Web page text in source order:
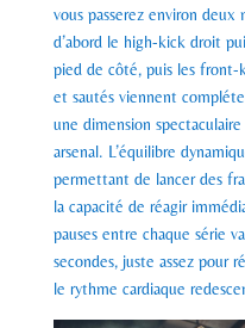
vous passerez environ deux
d’abord le high-kick droit
pied de côté, puis les front-
et sautés viennent
une dimension
arsenal. L’équilibre
permettant de lancer des
la capacité de réagir
pauses entre chaque série
secondes, juste assez pour
le rythme cardiaque